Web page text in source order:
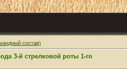
состав)
3-й стрелковой роты 1-го